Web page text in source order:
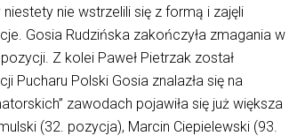
nie wstrzelili się z formą i zajęli
Gosia Rudzińska zakończyła zmagania w
Z kolei Paweł Pietrzak został
Pucharu Polski Gosia znalazła się na
zawodach pojawiła się już większa
(32. pozycja), Marcin Ciepielewski (93.